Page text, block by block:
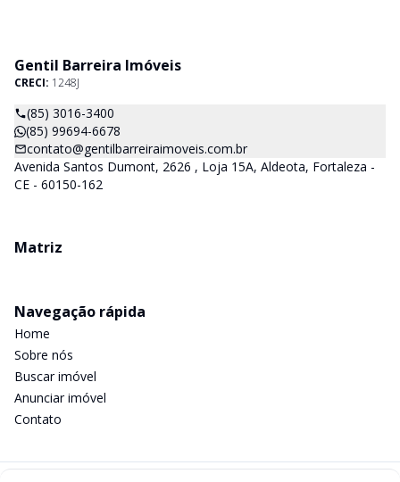
Gentil Barreira Imóveis
CRECI: 1248J
(85) 3016-3400
(85) 99694-6678
contato@gentilbarreiraimoveis.com.br
Avenida Santos Dumont, 2626 , Loja 15A, Aldeota, Fortaleza -
CE - 60150-162
Matriz
Navegação rápida
Home
Sobre nós
Buscar imóvel
Anunciar imóvel
Contato